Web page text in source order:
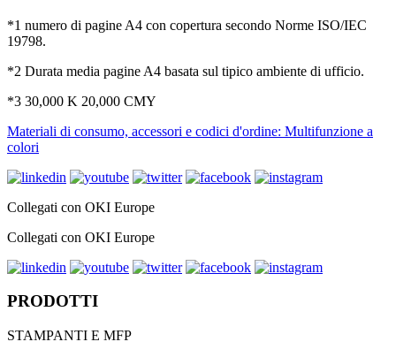
*1 numero di pagine A4 con copertura secondo Norme ISO/IEC
19798.
*2 Durata media pagine A4 basata sul tipico ambiente di ufficio.
*3 30,000 K 20,000 CMY
Materiali di consumo, accessori e codici d'ordine: Multifunzione a
colori
Collegati con OKI Europe
Collegati con OKI Europe
PRODOTTI
STAMPANTI E MFP